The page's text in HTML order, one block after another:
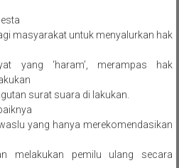
masyarakat untuk menyalurkan hak
yang ‘haram’, merampas hak
surat suara di lakukan.
yang hanya merekomendasikan
melakukan pemilu ulang secara